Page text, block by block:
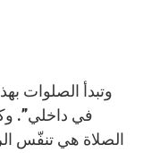
وتبدأ الصلوات
في داخلي”.
الصلاة هي تنفّس